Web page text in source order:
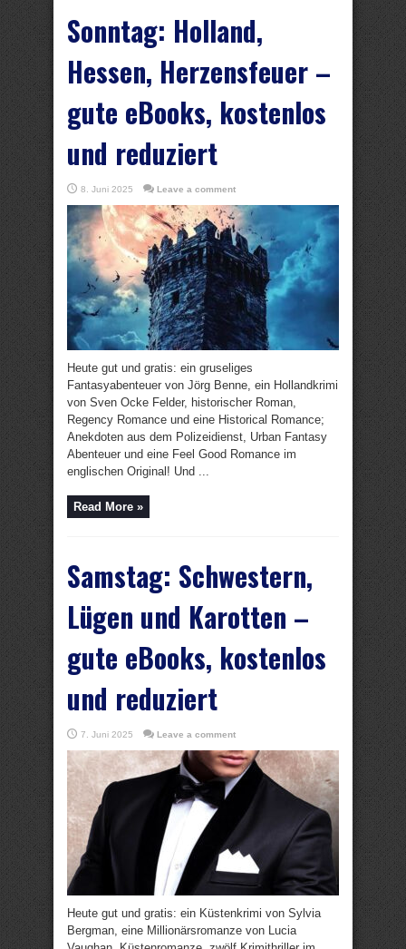
Sonntag: Holland,
Hessen, Herzensfeuer –
gute eBooks, kostenlos
und reduziert
8. Juni 2025 Leave a comment
Heute gut und gratis: ein gruseliges
Fantasyabenteuer von Jörg Benne, ein Hollandkrimi
von Sven Ocke Felder, historischer Roman,
Regency Romance und eine Historical Romance;
Anekdoten aus dem Polizeidienst, Urban Fantasy
Abenteuer und eine Feel Good Romance im
englischen Original! Und ...
Read More »
Samstag: Schwestern,
Lügen und Karotten –
gute eBooks, kostenlos
und reduziert
7. Juni 2025 Leave a comment
Heute gut und gratis: ein Küstenkrimi von Sylvia
Bergman, eine Millionärsromanze von Lucia